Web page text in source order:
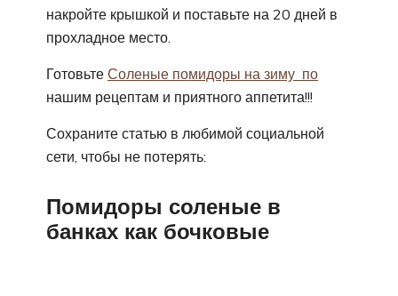
накройте крышкой и поставьте на 20 дней в
прохладное место.
Готовьте Соленые помидоры на зиму по
нашим рецептам и приятного аппетита!!!
Сохраните статью в любимой социальной
сети, чтобы не потерять:
Помидоры соленые в
банках как бочковые